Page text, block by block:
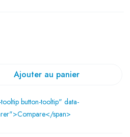
Ajouter au panier
button-tooltip" data-
span>